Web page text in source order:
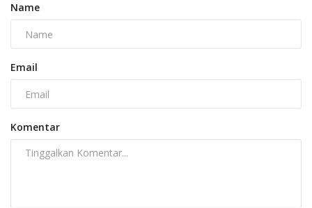
Name
Email
Komentar